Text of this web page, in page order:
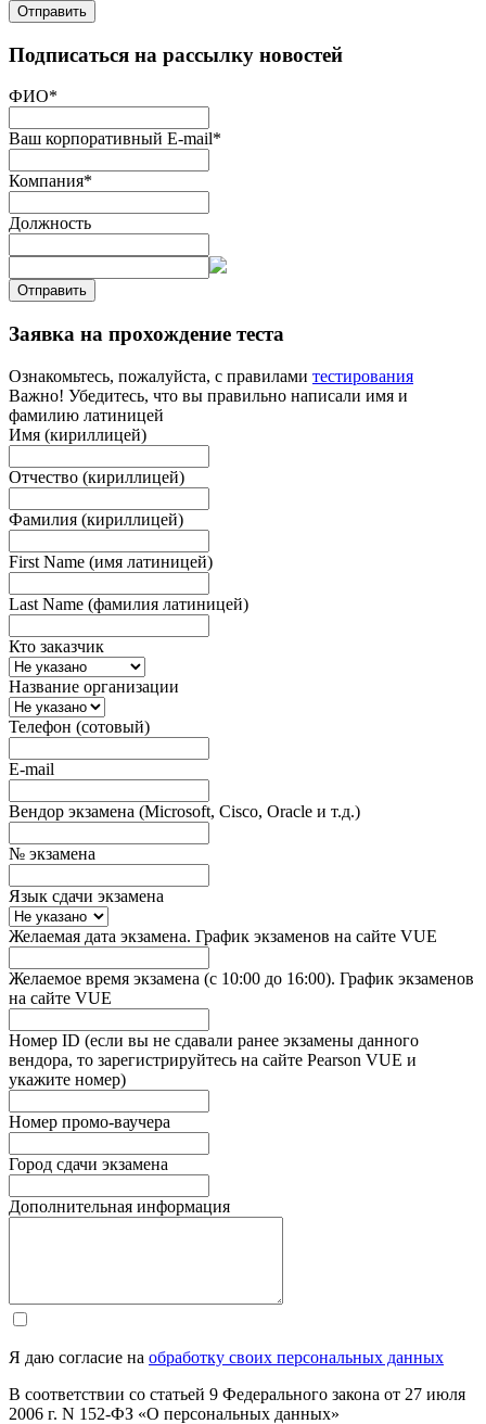
Отправить
Подписаться на рассылку новостей
ФИО*
Ваш корпоративный E-mail*
Компания*
Должность
Отправить
Заявка на прохождение теста
Ознакомьтесь, пожалуйста, с правилами тестирования
Важно! Убедитесь, что вы правильно написали имя и
фамилию латиницей
Имя (кириллицей)
Отчество (кириллицей)
Фамилия (кириллицей)
First Name (имя латиницей)
Last Name (фамилия латиницей)
Кто заказчик
Название организации
Телефон (сотовый)
E-mail
Вендор экзамена (Microsoft, Cisco, Oracle и т.д.)
№ экзамена
Язык сдачи экзамена
Желаемая дата экзамена. График экзаменов на сайте VUE
Желаемое время экзамена (с 10:00 до 16:00). График экзаменов
на сайте VUE
Номер ID (если вы не сдавали ранее экзамены данного
вендора, то зарегистрируйтесь на сайте Pearson VUE и
укажите номер)
Номер промо-ваучера
Город сдачи экзамена
Дополнительная информация
Я даю согласие на обработку своих персональных данных
В соответствии со статьей 9 Федерального закона от 27 июля
2006 г. N 152-ФЗ «О персональных данных»